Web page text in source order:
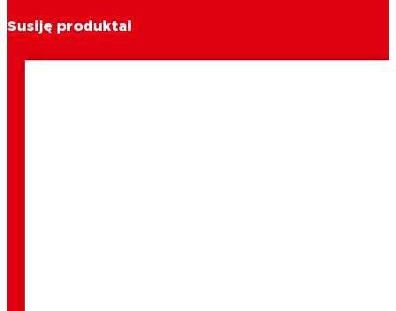
Susiję produktai